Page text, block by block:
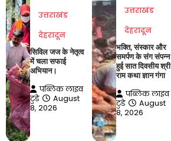
उत्तराखंड
देहरादून
सिविल जज के नेतृत्व
में चला सफाई
अभियान।
पब्लिक लाइव
टुडे
August
8, 2026
उत्तराखंड
देहरादून
भक्ति, संस्कार और
समर्पण के संग संपन्न
हुई सात दिवसीय श्री
राम कथा ज्ञान गंगा
पब्लिक लाइव
टुडे
August
8, 2026